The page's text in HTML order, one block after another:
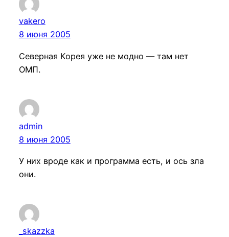
vakero
8 июня 2005
Северная Корея уже не модно — там нет
ОМП.
admin
8 июня 2005
У них вроде как и программа есть, и ось зла
они.
_skazzka